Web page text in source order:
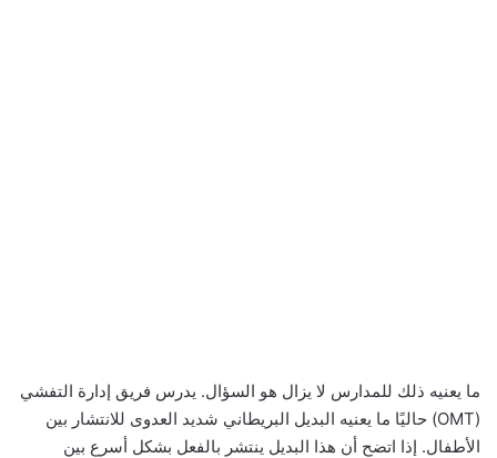
ما يعنيه ذلك للمدارس لا يزال هو السؤال. يدرس فريق إدارة التفشي
(OMT) حاليًا ما يعنيه البديل البريطاني شديد العدوى للانتشار بين
الأطفال. إذا اتضح أن هذا البديل ينتشر بالفعل بشكل أسرع بين